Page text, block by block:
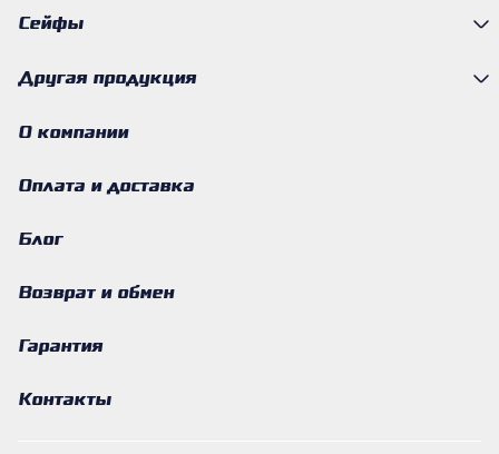
Сейфы
Другая продукция
О компании
Оплата и доставка
Блог
Возврат и обмен
Гарантия
Контакты